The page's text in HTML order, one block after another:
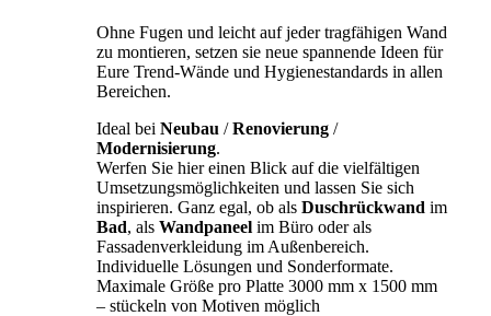
Ohne Fugen und leicht auf jeder tragfähigen Wand
zu montieren, setzen sie neue spannende Ideen für
Eure Trend-Wände und Hygienestandards in allen
Bereichen.
Ideal bei Neubau /Renovierung /
Modernisierung.
Werfen Sie hier einen Blick auf die vielfältigen
Umsetzungsmöglichkeiten und lassen Sie sich
inspirieren. Ganz egal, ob als Duschrückwand im
Bad, als Wandpaneel im Büro oder als
Fassadenverkleidung im Außenbereich.
Individuelle Lösungen und Sonderformate.
Maximale Größe pro Platte 3000 mm x 1500 mm
– stückeln von Motiven möglich